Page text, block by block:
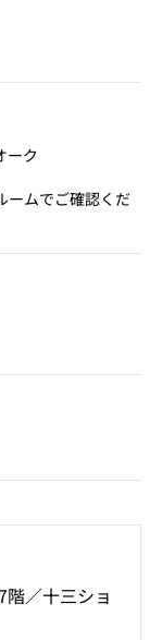
ーク
ームでご確認くだ
／十三ショ